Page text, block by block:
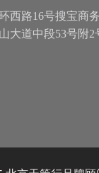
西路16号搜宝商
大道中段53号附2